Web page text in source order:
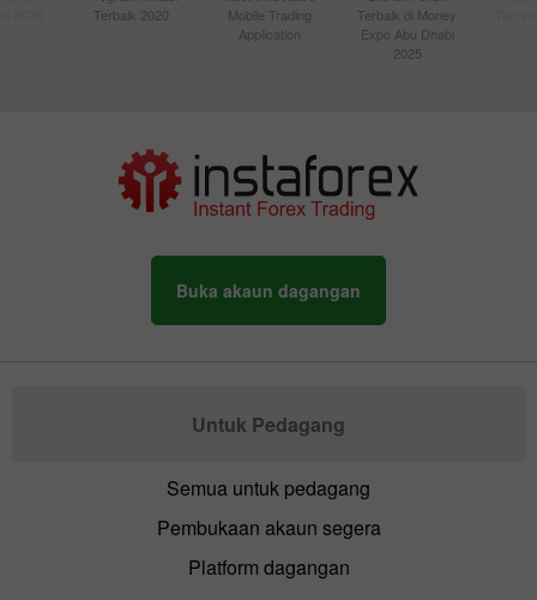
Terbaik 2020
Mobile Trading
Application
Terbaik di Money
Expo Abu Dhabi
2025
Buka akaun dagangan
Untuk Pedagang
Semua untuk pedagang
Pembukaan akaun segera
Platform dagangan